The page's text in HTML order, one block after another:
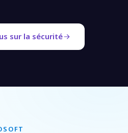
sur la sécurité